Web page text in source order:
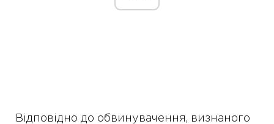
Відповідно до обвинувачення, визнаного